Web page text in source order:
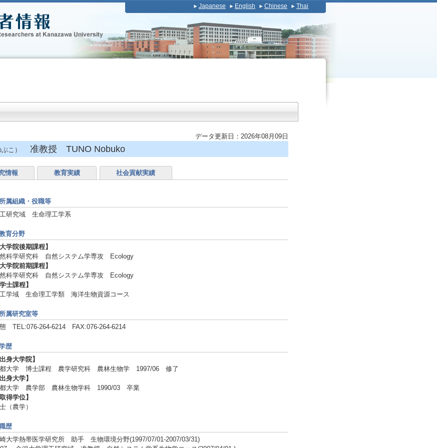
Japanese English Chinese Thai
データ更新日：2026年08月09日
こ） 准教授 TUNO Nobuko
情報 教育実績 社会貢献実績
所属組織・役職等
研究域 生命理工学系
育分野
大学院後期課程】
科学研究科 自然システム学専攻 Ecology
大学院前期課程】
科学研究科 自然システム学専攻 Ecology
学士課程】
学域 生命理工学類 海洋生物資源コース
所属研究室等
TEL:076-264-6214 FAX:076-264-6214
歴
出身大学院】
大学 博士課程 農学研究科 農林生物学 1997/06 修了
出身大学】
大学 農学部 農林生物学科 1990/03 卒業
取得学位】
（農学）
歴
大学熱帯医学研究所 助手 生物環境分野(1997/07/01-2007/03/31)